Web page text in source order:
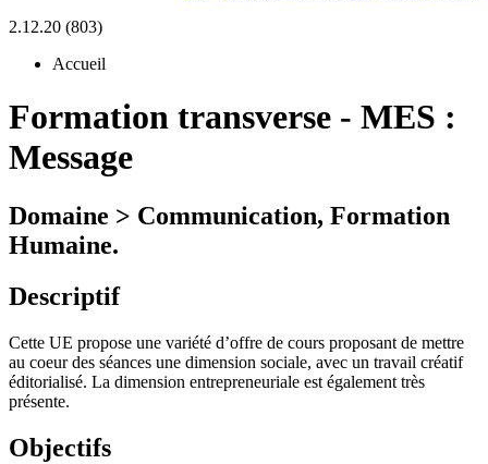
2.12.20 (803)
Accueil
Formation transverse - MES :
Message
Domaine > Communication, Formation
Humaine.
Descriptif
Cette UE propose une variété d’offre de cours proposant de mettre
au coeur des séances une dimension sociale, avec un travail créatif
éditorialisé. La dimension entrepreneuriale est également très
présente.
Objectifs